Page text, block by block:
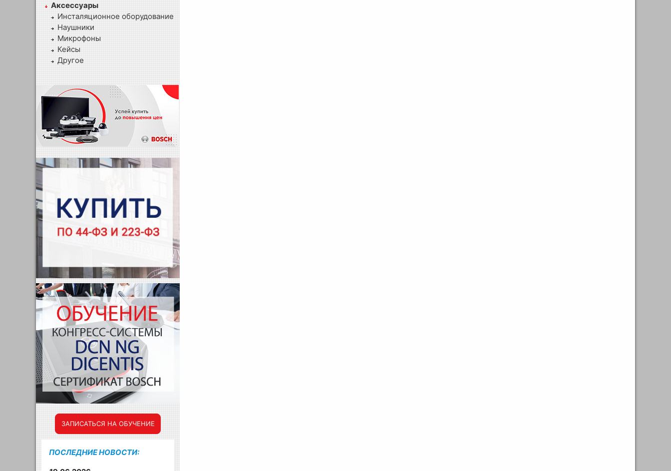
Аксессуары
Инсталяционное оборудование
Наушники
Микрофоны
Кейсы
Другое
ЗАПИСАТЬСЯ НА ОБУЧЕНИЕ
ПОСЛЕДНИЕ НОВОСТИ: